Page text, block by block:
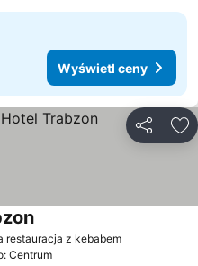
Wyświetl ceny
restauracja z kebabem
Centrum